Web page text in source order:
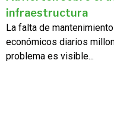
infraestructura
La falta de
económicos diarios
problema es visible...